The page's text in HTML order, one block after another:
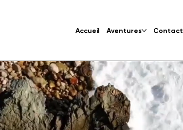
Accueil Aventures Contact